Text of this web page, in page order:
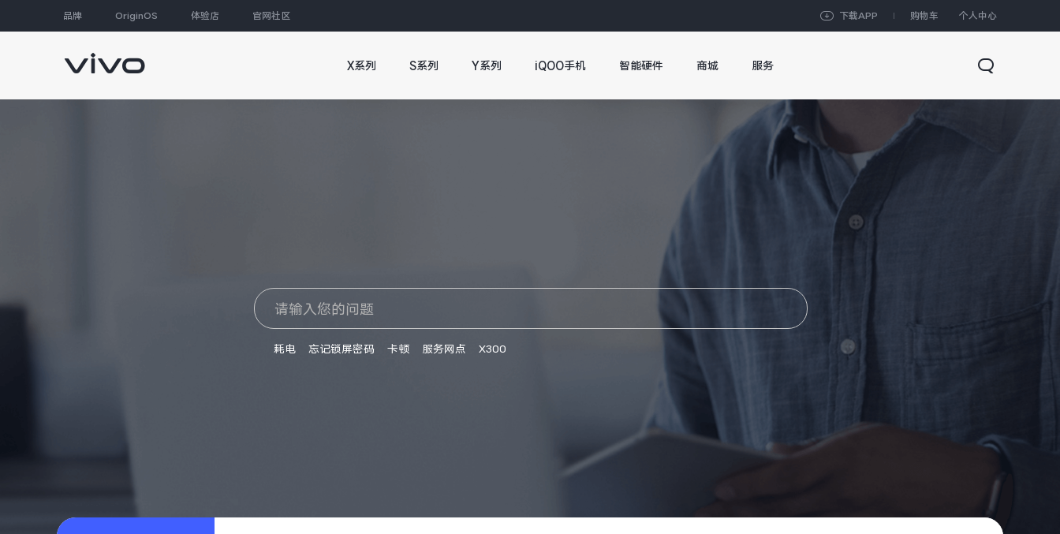
品牌 OriginOS 体验店 官网社区 下载APP 购物车 个人中心
X系列 S系列 Y系列 iQOO手机 智能硬件 商城 服务
耗电 忘记锁屏密码 卡顿 服务网点 X300